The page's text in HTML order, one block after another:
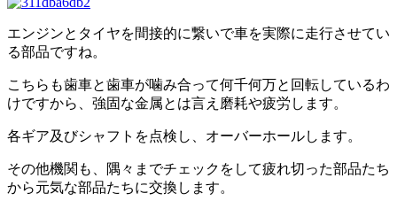
エンジンとタイヤを間接的に繋いで車を実際に走行させてい
る部品ですね。
こちらも歯車と歯車が噛み合って何千何万と回転しているわ
けですから、強固な金属とは言え磨耗や疲労します。
各ギア及びシャフトを点検し、オーバーホールします。
その他機関も、隅々までチェックをして疲れ切った部品たち
から元気な部品たちに交換します。